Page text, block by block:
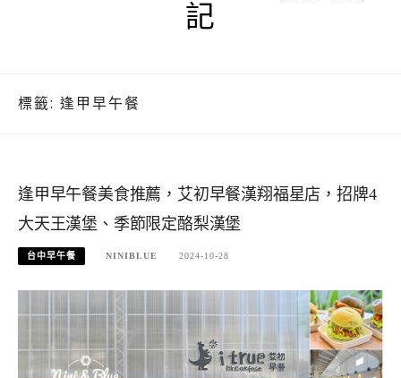
記
標籤: 逢甲早午餐
逢甲早午餐美食推薦，艾初早餐漢翔福星店，招牌4
大天王漢堡、季節限定酪梨漢堡
台中早午餐 NINIBLUE 2024-10-28